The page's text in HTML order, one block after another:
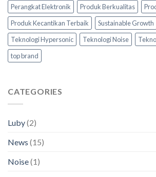
Perangkat Elektronik
Produk Berkualitas
Produk Kecantikan Terbaik
Sustainable Growth
Teknologi Hypersonic
Teknologi Noise
top brand
CATEGORIES
Luby(2)
News (15)
Noise(1)